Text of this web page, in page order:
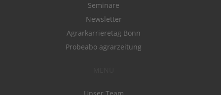
Seminare
Newsletter
Agrarkarrieretag Bonn
Probeabo agrarzeitung